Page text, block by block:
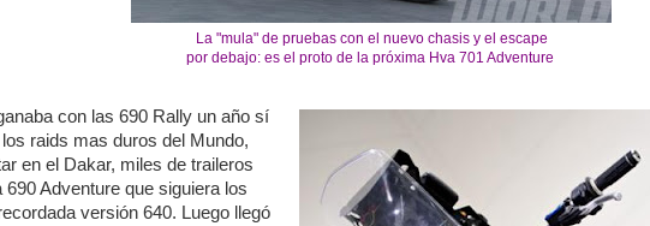
La "mula" de pruebas con el nuevo chasis y el escape
por debajo: es el proto de la próxima Hva 701 Adventure
con las 690 Rally un año sí
raids mas duros del Mundo,
en el Dakar, miles de traileros
Adventure que siguiera los
versión 640. Luego llegó